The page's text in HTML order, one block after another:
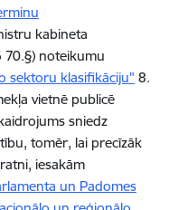
kabineta
noteikumu
sektoru klasifikāciju" 8.
vietnē publicē
sniedz
tomēr, lai precīzāk
iesakām
un Padomes